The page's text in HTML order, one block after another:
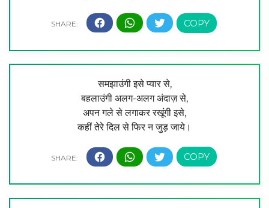
समझाउंगी इसे प्यार से,
बहलाउंगी अलग-अलग अंदाज़ से,
अपन गले से लगाकर रखूंगी इसे,
कहीं तेरे दिल से फिर न जुड़ जाये।